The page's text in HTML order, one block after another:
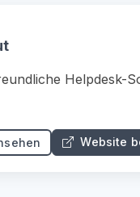
Helpdesk-
Website